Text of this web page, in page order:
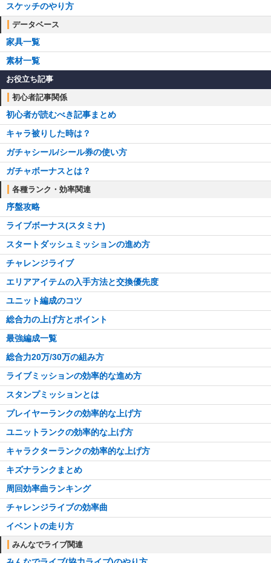
スケッチのやり方
データベース
家具一覧
素材一覧
お役立ち記事
初心者記事関係
初心者が読むべき記事まとめ
キャラ被りした時は？
ガチャシール/シール券の使い方
ガチャボーナスとは？
各種ランク・効率関連
序盤攻略
ライブボーナス(スタミナ)
スタートダッシュミッションの進め方
チャレンジライブ
エリアアイテムの入手方法と交換優先度
ユニット編成のコツ
総合力の上げ方とポイント
最強編成一覧
総合力20万/30万の組み方
ライブミッションの効率的な進め方
スタンプミッションとは
プレイヤーランクの効率的な上げ方
ユニットランクの効率的な上げ方
キャラクターランクの効率的な上げ方
キズナランクまとめ
周回効率曲ランキング
チャレンジライブの効率曲
イベントの走り方
みんなでライブ関連